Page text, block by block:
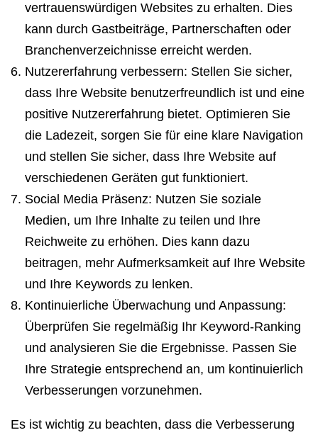
vertrauenswürdigen Websites zu erhalten. Dies
kann durch Gastbeiträge, Partnerschaften oder
Branchenverzeichnisse erreicht werden.
Nutzererfahrung verbessern: Stellen Sie sicher,
dass Ihre Website benutzerfreundlich ist und eine
positive Nutzererfahrung bietet. Optimieren Sie
die Ladezeit, sorgen Sie für eine klare Navigation
und stellen Sie sicher, dass Ihre Website auf
verschiedenen Geräten gut funktioniert.
Social Media Präsenz: Nutzen Sie soziale
Medien, um Ihre Inhalte zu teilen und Ihre
Reichweite zu erhöhen. Dies kann dazu
beitragen, mehr Aufmerksamkeit auf Ihre Website
und Ihre Keywords zu lenken.
Kontinuierliche Überwachung und Anpassung:
Überprüfen Sie regelmäßig Ihr Keyword-Ranking
und analysieren Sie die Ergebnisse. Passen Sie
Ihre Strategie entsprechend an, um kontinuierlich
Verbesserungen vorzunehmen.
Es ist wichtig zu beachten, dass die Verbesserung